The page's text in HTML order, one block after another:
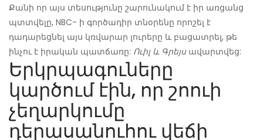
Քանի որ այս տեսությունը շարունակում է իր առցանց
պտտվելը, NBC- ի գործադիր տնօրենը որոշել է
դադարեցնել այս կռվարար լուրերը և բացատրել, թե
ինչու է իրական պատճառը: Ուիլ և Գրեյսավարտվեց:
Երկրպագուները
կարծում էին, որ շոուի
չեղարկումը
դերասանուհու վեճի